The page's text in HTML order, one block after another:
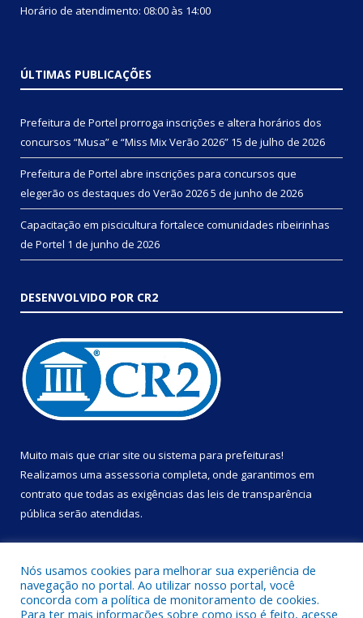
Horário de atendimento: 08:00 às 14:00
ÚLTIMAS PUBLICAÇÕES
Prefeitura de Portel prorroga inscrições e altera horários dos
concursos “Musa” e “Miss Mix Verão 2026” 15 de julho de 2026
Prefeitura de Portel abre inscrições para concursos que
elegerão os destaques do Verão 20265 de junho de 2026
Capacitação em piscicultura fortalece comunidades ribeirinhas
de Portel 1 de junho de 2026
DESENVOLVIDO POR CR2
Muito mais que criar site ou sistema para prefeituras!
Realizamos uma assessoria completa, onde garantimos em
contrato que todas as exigências das leis de transparência
pública serão atendidas.
Nós usamos cookies para melhorar sua experiência de
navegação no portal. Ao utilizar nosso portal, você
concorda com a política de monitoramento de cookies.
Para ter mais informações sobre como isso é feito, acesse